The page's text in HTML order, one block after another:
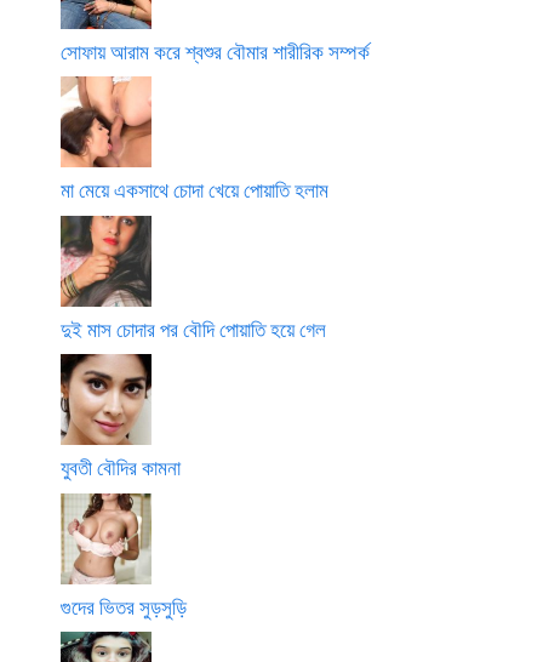
সোফায় আরাম করে শ্বশুর বৌমার শারীরিক সম্পর্ক
মা মেয়ে একসাথে চোদা খেয়ে পোয়াতি হলাম
দুই মাস চোদার পর বৌদি পোয়াতি হয়ে গেল
যুবতী বৌদির কামনা
গুদের ভিতর সুড়সুড়ি